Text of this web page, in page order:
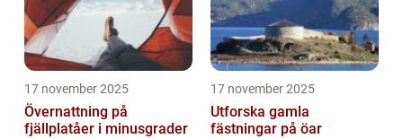
17 november 2025
Övernattning på
fjällplatåer i minusgrader
17 november 2025
Utforska gamla
fästningar på öar